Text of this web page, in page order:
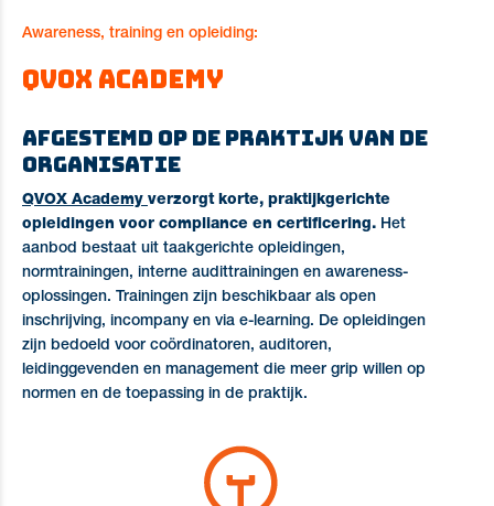
Awareness, training en opleiding:
QVOX Academy
Afgestemd op de praktijk van de
organisatie
QVOX Academy verzorgt korte, praktijkgerichte
opleidingen voor compliance en certificering. Het
aanbod bestaat uit taakgerichte opleidingen,
normtrainingen, interne audittrainingen en awareness-
oplossingen. Trainingen zijn beschikbaar als open
inschrijving, incompany en via e-learning. De opleidingen
zijn bedoeld voor coördinatoren, auditoren,
leidinggevenden en management die meer grip willen op
normen en de toepassing in de praktijk.